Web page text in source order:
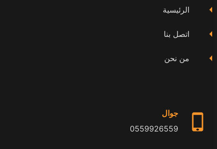
فيسبوك
الرئيسية
اتصل بنا
من نحن
جوال
0559926559